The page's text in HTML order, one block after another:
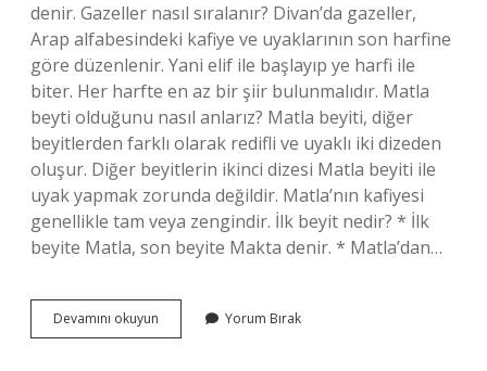
denir. Gazeller nasıl sıralanır? Divan’da gazeller,
Arap alfabesindeki kafiye ve uyaklarının son harfine
göre düzenlenir. Yani elif ile başlayıp ye harfi ile
biter. Her harfte en az bir şiir bulunmalıdır. Matla
beyti olduğunu nasıl anlarız? Matla beyiti, diğer
beyitlerden farklı olarak redifli ve uyaklı iki dizeden
oluşur. Diğer beyitlerin ikinci dizesi Matla beyiti ile
uyak yapmak zorunda değildir. Matla’nın kafiyesi
genellikle tam veya zengindir. İlk beyit nedir? * İlk
beyite Matla, son beyite Makta denir. * Matla’dan…
Devamını okuyun
Ilk
Yorum Bırak